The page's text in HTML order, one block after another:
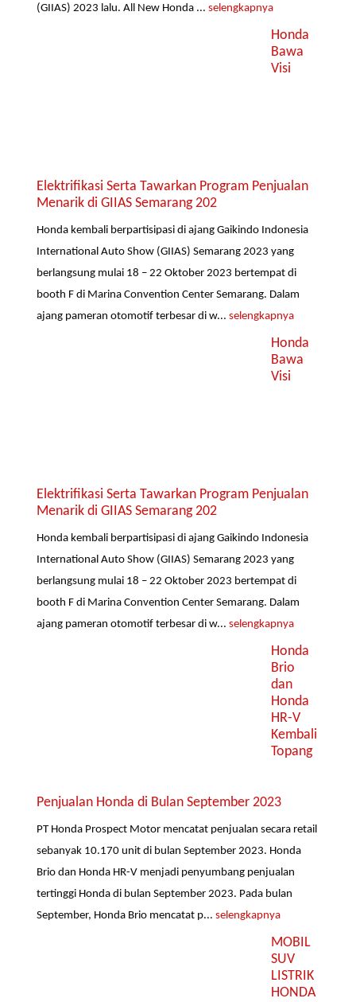
(GIIAS) 2023 lalu. All New Honda ...selengkapnya
Honda
Bawa
Visi
Elektrifikasi Serta Tawarkan Program Penjualan
Menarik di GIIAS Semarang 202
Honda kembali berpartisipasi di ajang Gaikindo Indonesia
International Auto Show (GIIAS) Semarang 2023 yang
berlangsung mulai 18 – 22 Oktober 2023 bertempat di
booth F di Marina Convention Center Semarang. Dalam
ajang pameran otomotif terbesar di w...selengkapnya
Honda
Bawa
Visi
Elektrifikasi Serta Tawarkan Program Penjualan
Menarik di GIIAS Semarang 202
Honda kembali berpartisipasi di ajang Gaikindo Indonesia
International Auto Show (GIIAS) Semarang 2023 yang
berlangsung mulai 18 – 22 Oktober 2023 bertempat di
booth F di Marina Convention Center Semarang. Dalam
ajang pameran otomotif terbesar di w...selengkapnya
Honda
Brio
dan
Honda
HR-V
Kembali
Topang
Penjualan Honda di Bulan September 2023
PT Honda Prospect Motor mencatat penjualan secara retail
sebanyak 10.170 unit di bulan September 2023. Honda
Brio dan Honda HR-V menjadi penyumbang penjualan
tertinggi Honda di bulan September 2023. Pada bulan
September, Honda Brio mencatat p...selengkapnya
MOBIL
SUV
LISTRIK
HONDA